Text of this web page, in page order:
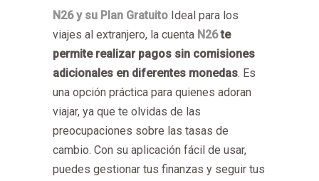
N26 y su Plan Gratuito Ideal para los
viajes al extranjero, la cuenta N26te
permite realizar pagos sin comisiones
adicionales en diferentes monedas. Es
una opción práctica para quienes adoran
viajar, ya que te olvidas de las
preocupaciones sobre las tasas de
cambio. Con su aplicación fácil de usar,
puedes gestionar tus finanzas y seguir tus